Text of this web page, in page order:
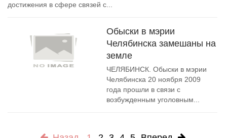
достижения в сфере связей с...
Обыски в мэрии
Челябинска замешаны на
земле
ЧЕЛЯБИНСК. Обыски в мэрии
Челябинска 20 ноября 2009
года прошли в связи с
возбужденным уголовным...